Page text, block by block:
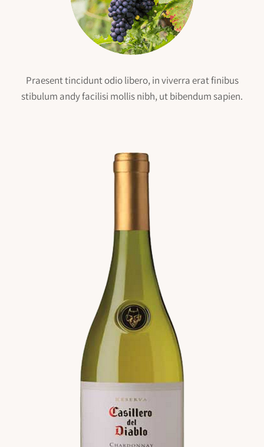
Praesent tincidunt odio libero, in viverra erat finibus
stibulum andy facilisi mollis nibh, ut bibendum sapien.